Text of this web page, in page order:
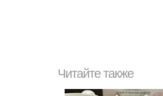
Читайте также